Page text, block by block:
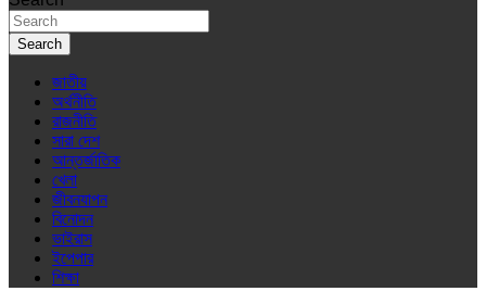
Search
জাতীয়
অর্থনীতি
রাজনীতি
সারা দেশ
আন্তর্জাতিক
খেলা
জীবনযাপন
বিনোদন
ভাইরাস
ইপেপার
শিক্ষা